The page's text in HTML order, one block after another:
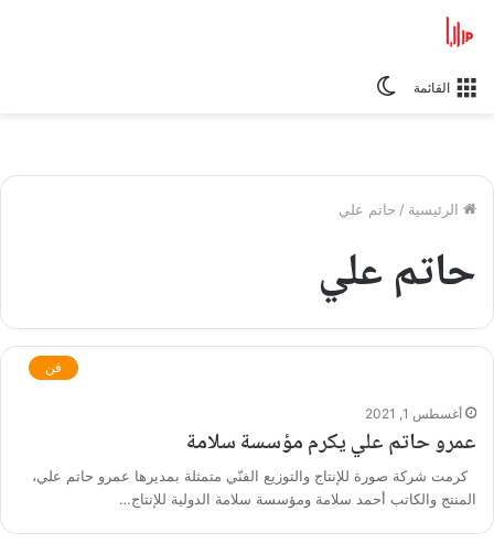
القائمة
الرئيسية / حاتم علي
حاتم علي
فن
أغسطس 1, 2021
عمرو حاتم علي يكرم مؤسسة سلامة
كرمت شركة صورة للإنتاج والتوزيع الفنّي متمثلة بمديرها عمرو حاتم علي،
المنتج والكاتب أحمد سلامة ومؤسسة سلامة الدولية للإنتاج…